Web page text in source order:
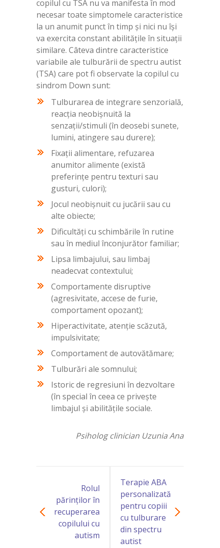
copilul cu TSA nu va manifesta în mod
necesar toate simptomele caracteristice
la un anumit punct în timp și nici nu își
va exercita constant abilitățile în situații
similare. Câteva dintre caracteristice
variabile ale tulburării de spectru autist
(TSA) care pot fi observate la copilul cu
sindrom Down sunt:
Tulburarea de integrare senzorială,
reacția neobișnuită la
senzații/stimuli (în deosebi sunete,
lumini, atingere sau durere);
Fixații alimentare, refuzarea
anumitor alimente (există
preferințe pentru texturi sau
gusturi, culori);
Jocul neobișnuit cu jucării sau cu
alte obiecte;
Dificultăți cu schimbările în rutine
sau în mediul înconjurător familiar;
Lipsa limbajului, sau limbaj
neadecvat contextului;
Comportamente disruptive
(agresivitate, accese de furie,
comportament opozant);
Hiperactivitate, atenție scăzută,
impulsivitate;
Comportament de autovătămare;
Tulburări ale somnului;
Istoric de regresiuni în dezvoltare
(în special în ceea ce privește
limbajul și abilitățile sociale.
Psiholog clinician Uzunia Ana
Rolul
părinților în
recuperarea
copilului cu
autism
Terapie ABA
personalizată
pentru copiii
cu tulburare
din spectru
autist